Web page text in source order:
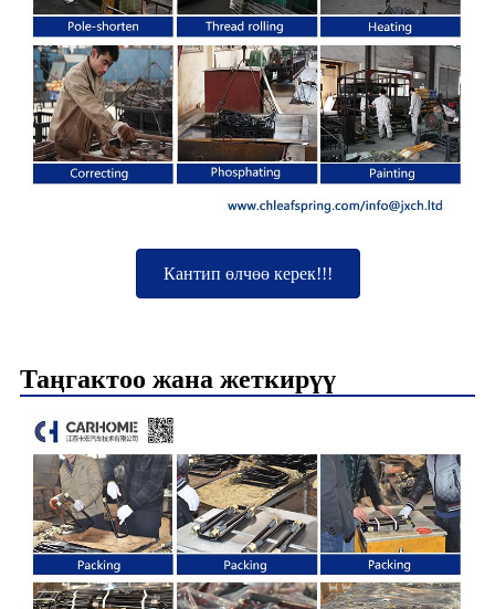
Кантип өлчөө керек!!!
Таңгактоо жана жеткирүү